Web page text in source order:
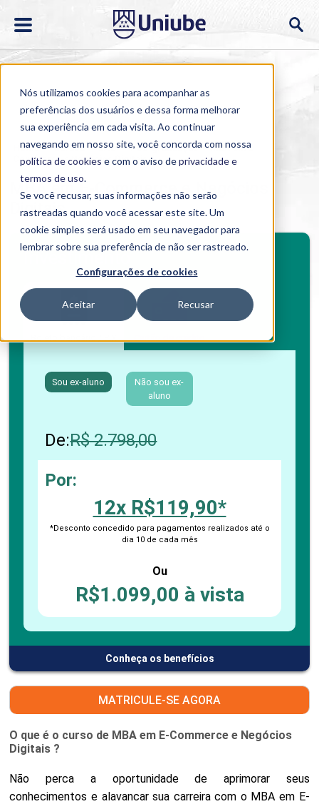
Nós utilizamos cookies para acompanhar as
preferências dos usuários e dessa forma melhorar
sua experiência em cada visita. Ao continuar
navegando em nosso site, você concorda com nossa
política de cookies e com o aviso deprivacidade e
termos de uso.
Se você recusar, suas informações não serão
rastreadas quando você acessar este site. Um
cookie simples será usado em seu navegador para
lembrar sobre sua preferência de não ser rastreado.
Configurações de cookies
Aceitar Recusar
Home > Cursos > EAD > Pós-graduação >MBA em E-
Commerce e Negócios Digitais
MBA em E-Commerce e Negócios
Digitais
Investimento
Boleto bancário / PIX Cartão de crédito
Sou ex-aluno
Não sou ex-
aluno
De:R$ 2.798,00
Por:
12x R$119,90*
*Desconto concedido para pagamentos realizados até o
dia 10 de cada mês
Ou
R$1.099,00 à vista
Conheça os benefícios
BENEFÍCIOS
Benefícios pós-graduação
MATRICULE-SE AGORA
O que é o curso de MBA em E-Commerce e Negócios
Digitais ?
Não perca a oportunidade de aprimorar seus
conhecimentos e alavancar sua carreira com o MBA em E-